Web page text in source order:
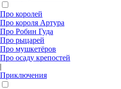
Про королей
Про короля Артура
Про Робин Гуда
Про рыцарей
Про мушкетёров
Про осаду крепостей
|
Приключения